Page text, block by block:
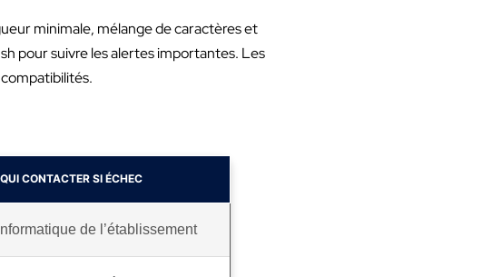
minimale, mélange de caractères et
pour suivre les alertes importantes. Les
QUI CONTACTER SI ÉCHEC
de l’établissement